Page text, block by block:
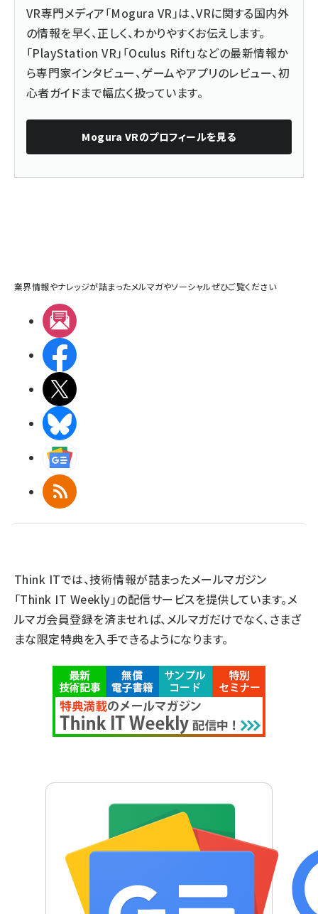
VR専門メディア「Mogura VR」は、VRに関する国内外
の情報を早く、正しく、わかりやすくお伝えします。
「PlayStation VR」「Oculus Rift」などの最新情報か
ら専門家インタビュー、ゲームやアプリのレビュー、初
心者ガイドまで幅広く扱っています。
Mogura VRのプロフィールを見る
業界情報やナレッジが詰まったメルマガやソーシャルぜひご覧ください
RSS
Think ITでは、技術情報が詰まったメールマガジン
「Think IT Weekly」の配信サービスを提供しています。メ
ルマガ会員登録を済ませれば、メルマガだけでなく、さまざ
まな限定特典を入手できるようになります。